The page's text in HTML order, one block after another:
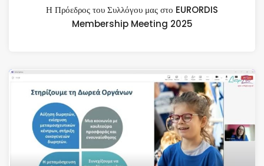
Η Πρόεδρος του Συλλόγου μας στο EURORDIS
Membership Meeting 2025